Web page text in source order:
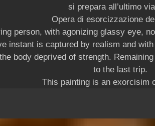
si prepara all’ultimo
Opera di esorcizzazione
person, with agonizing glassy eye,
instant is captured by realism and
body deprived of strength.
to the last trip.
This painting is an exorcisim